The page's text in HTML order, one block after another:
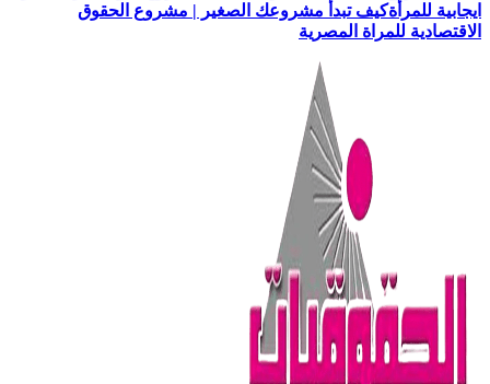
ايجابية للمرأةكيف تبدأ مشروعك الصغير | مشروع الحقوق
الاقتصادية للمراة المصرية